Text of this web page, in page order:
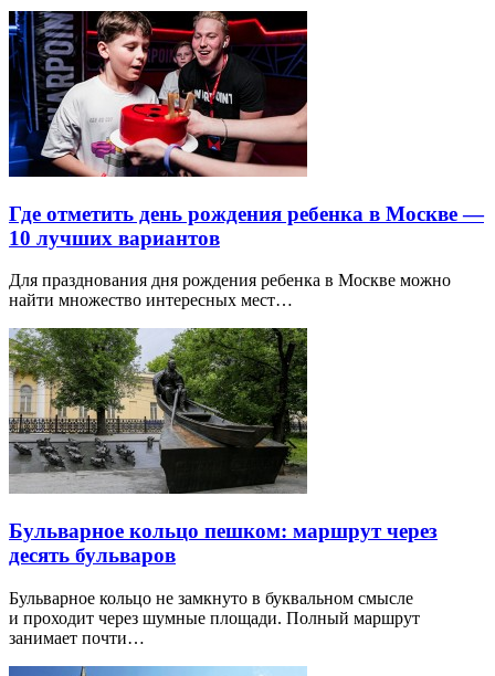
Где отметить день рождения ребенка в Москве —
10 лучших вариантов
Для празднования дня рождения ребенка в Москве можно
найти множество интересных мест…
Бульварное кольцо пешком: маршрут через
десять бульваров
Бульварное кольцо не замкнуто в буквальном смысле
и проходит через шумные площади. Полный маршрут
занимает почти…